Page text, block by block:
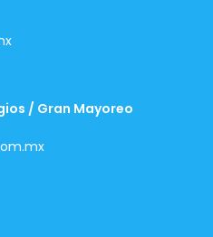
/ Gran Mayoreo